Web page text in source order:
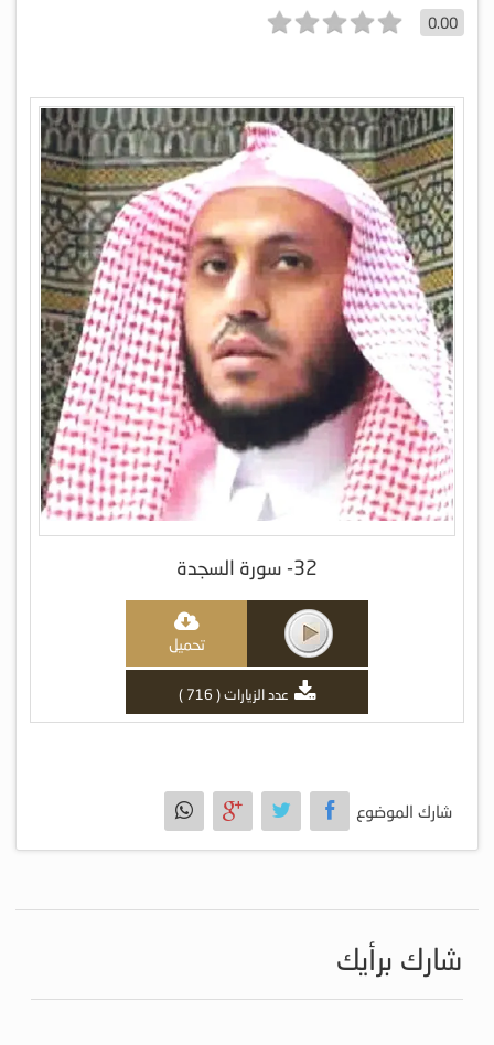
0.00
32- سورة السجدة
تحميل
عدد الزيارات ( 716 )
شارك الموضوع
شارك برأيك